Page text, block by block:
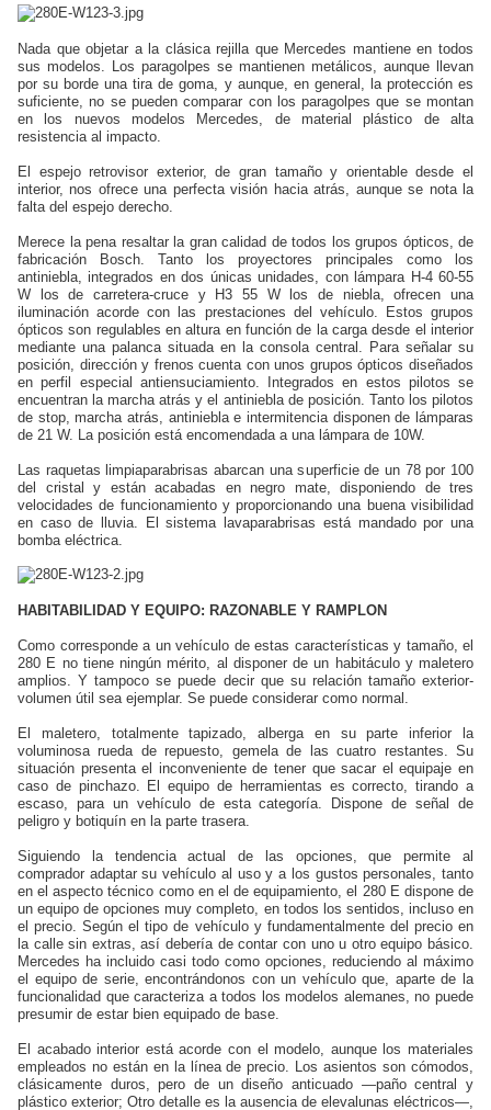
Nada que objetar a la clásica rejilla que Mercedes mantiene en todos
sus modelos. Los paragolpes se mantienen metálicos, aunque llevan
por su borde una tira de goma, y aunque, en general, la protección es
suficiente, no se pueden comparar con los paragolpes que se montan
en los nuevos modelos Mercedes, de material plástico de alta
resistencia al impacto.
El espejo retrovisor exterior, de gran tamaño y orientable desde el
interior, nos ofrece una perfecta visión hacia atrás, aunque se nota la
falta del espejo derecho.
Merece la pena resaltar la gran calidad de todos los grupos ópticos, de
fabricación Bosch. Tanto los proyectores principales como los
antiniebla, integrados en dos únicas unidades, con lámpara H-4 60-55
W los de carretera-cruce y H3 55 W los de niebla, ofrecen una
iluminación acorde con las prestaciones del vehículo. Estos grupos
ópticos son regulables en altura en función de la carga desde el interior
mediante una palanca situada en la consola central. Para señalar su
posición, dirección y frenos cuenta con unos grupos ópticos diseñados
en perfil especial antiensuciamiento. Integrados en estos pilotos se
encuentran la marcha atrás y el antiniebla de posición. Tanto los pilotos
de stop, marcha atrás, antiniebla e intermitencia disponen de lámparas
de 21 W. La posición está encomendada a una lámpara de 10W.
Las raquetas limpiaparabrisas abarcan una superficie de un 78 por 100
del cristal y están acabadas en negro mate, disponiendo de tres
velocidades de funcionamiento y proporcionando una buena visibilidad
en caso de lluvia. El sistema lavaparabrisas está mandado por una
bomba eléctrica.
HABITABILIDAD Y EQUIPO: RAZONABLE Y RAMPLON
Como corresponde a un vehículo de estas características y tamaño, el
280 E no tiene ningún mérito, al disponer de un habitáculo y maletero
amplios. Y tampoco se puede decir que su relación tamaño exterior-
volumen útil sea ejemplar. Se puede considerar como normal.
El maletero, totalmente tapizado, alberga en su parte inferior la
voluminosa rueda de repuesto, gemela de las cuatro restantes. Su
situación presenta el inconveniente de tener que sacar el equipaje en
caso de pinchazo. El equipo de herramientas es correcto, tirando a
escaso, para un vehículo de esta categoría. Dispone de señal de
peligro y botiquín en la parte trasera.
Siguiendo la tendencia actual de las opciones, que permite al
comprador adaptar su vehículo al uso y a los gustos personales, tanto
en el aspecto técnico como en el de equipamiento, el 280 E dispone de
un equipo de opciones muy completo, en todos los sentidos, incluso en
el precio. Según el tipo de vehículo y fundamentalmente del precio en
la calle sin extras, así debería de contar con uno u otro equipo básico.
Mercedes ha incluido casi todo como opciones, reduciendo al máximo
el equipo de serie, encontrándonos con un vehículo que, aparte de la
funcionalidad que caracteriza a todos los modelos alemanes, no puede
presumir de estar bien equipado de base.
El acabado interior está acorde con el modelo, aunque los materiales
empleados no están en la línea de precio. Los asientos son cómodos,
clásicamente duros, pero de un diseño anticuado —paño central y
plástico exterior; Otro detalle es la ausencia de elevalunas eléctricos—,